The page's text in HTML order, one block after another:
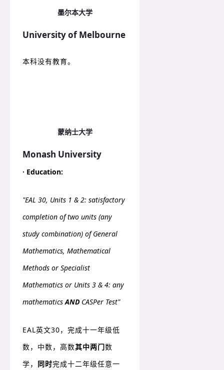
墨尔本大学
University of Melbourne
本科没有教育。
蒙纳士大学
Monash University
· Education:
"EAL 30, Units 1 & 2: satisfactory
completion of two units (any
study combination) of General
Mathematics, Mathematical
Methods or Specialist
Mathematics or Units 3 & 4: any
mathematicsAND CASPer Test"
EAL英文30，完成十一年级低
数，中数，高数其中两门数
学， 同时完成十二年级任意一